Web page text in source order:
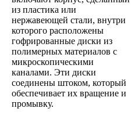
из пластика или
нержавеющей стали, внутри
которого расположены
гофрированные диски из
полимерных материалов с
микроскопическими
каналами. Эти диски
соединены штоком, который
обеспечивает их вращение и
промывку.